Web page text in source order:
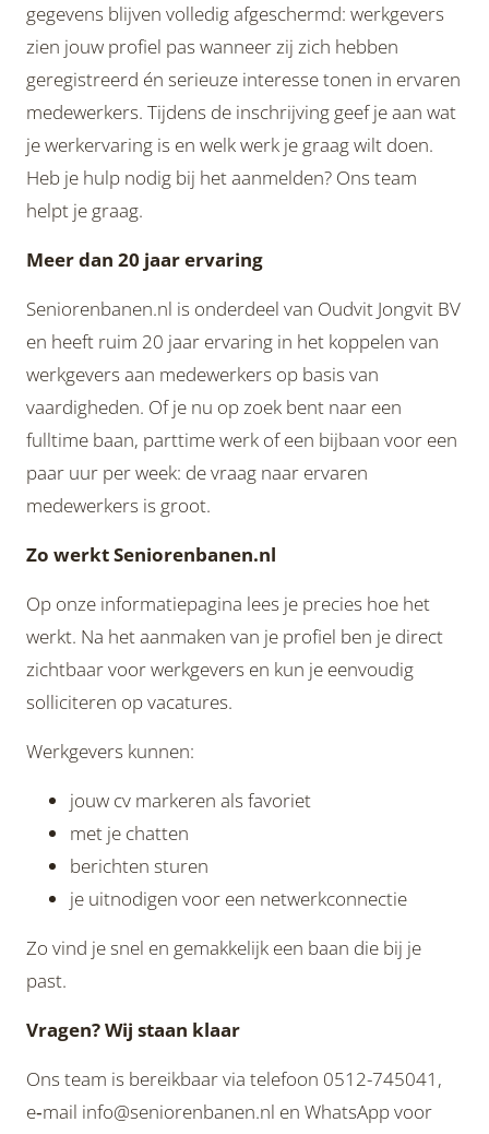
gegevens blijven volledig afgeschermd: werkgevers
zien jouw profiel pas wanneer zij zich hebben
geregistreerd én serieuze interesse tonen in ervaren
medewerkers. Tijdens de inschrijving geef je aan wat
je werkervaring is en welk werk je graag wilt doen.
Heb je hulp nodig bij het aanmelden? Ons team
helpt je graag.
Meer dan 20 jaar ervaring
Seniorenbanen.nl is onderdeel van Oudvit Jongvit BV
en heeft ruim 20 jaar ervaring in het koppelen van
werkgevers aan medewerkers op basis van
vaardigheden. Of je nu op zoek bent naar een
fulltime baan, parttime werk of een bijbaan voor een
paar uur per week: de vraag naar ervaren
medewerkers is groot.
Zo werkt Seniorenbanen.nl
Op onze informatiepagina lees je precies hoe het
werkt. Na het aanmaken van je profiel ben je direct
zichtbaar voor werkgevers en kun je eenvoudig
solliciteren op vacatures.
Werkgevers kunnen:
jouw cv markeren als favoriet
met je chatten
berichten sturen
je uitnodigen voor een netwerkconnectie
Zo vind je snel en gemakkelijk een baan die bij je
past.
Vragen? Wij staan klaar
Ons team is bereikbaar via telefoon 0512-745041,
e‑mail info@seniorenbanen.nl en WhatsApp voor